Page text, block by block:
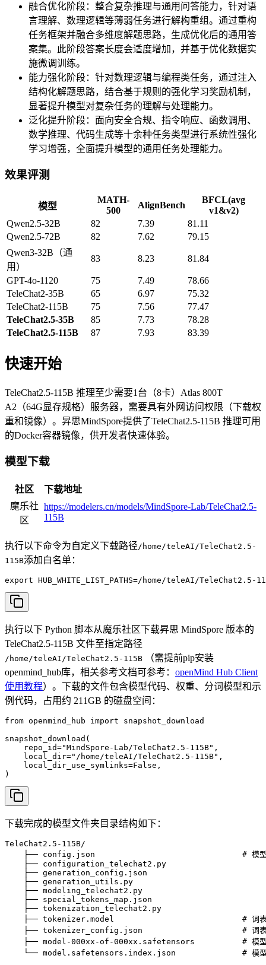
融合优化阶段：整合复杂推理与通用问答能力，针对语
言理解、数理逻辑等薄弱任务进行解构重组。通过重构
任务框架并融合多维度解题思路，生成优化后的通用答
案集。此阶段答案长度会适度增加，并基于优化数据实
施微调训练。
能力强化阶段：针对数理逻辑与编程类任务，通过注入
结构化解题思路，结合基于规则的强化学习奖励机制，
显著提升模型对复杂任务的理解与处理能力。
泛化提升阶段：面向安全合规、指令响应、函数调用、
数学推理、代码生成等十余种任务类型进行系统性强化
学习增强，全面提升模型的通用任务处理能力。
效果评测
模型
MATH-
500
AlignBench
BFCL(avg
v1&v2)
Qwen2.5-32B
82 7.39
81.11
Qwen2.5-72B
82 7.62
79.15
Qwen3-32B（通
用）
83 8.23 81.84
GPT-4o-1120 75 7.49
78.66
TeleChat2-35B
65 6.97
75.32
TeleChat2-115B
75 7.56
77.47
TeleChat2.5-35B
85 7.73
78.28
TeleChat2.5-115B
87 7.93 83.39
快速开始
TeleChat2.5-115B 推理至少需要1台（8卡）Atlas 800T
A2（64G显存规格）服务器，需要具有外网访问权限（下载权
重和镜像）。昇思MindSpore提供了TeleChat2.5-115B 推理可用
的Docker容器镜像，供开发者快速体验。
模型下载
社区
下载地址
魔乐社
区
https://modelers.cn/models/MindSpore-Lab/TeleChat2.5-
115B
执行以下命令为自定义下载路径/home/teleAI/TeleChat2.5-
115B添加白名单：
export HUB_WHITE_LIST_PATHS=/home/teleAI/TeleChat2.5-
执行以下 Python 脚本从魔乐社区下载昇思 MindSpore 版本的
TeleChat2.5-115B 文件至指定路径
/home/teleAI/TeleChat2.5-115B （需提前pip安装
openmind_hub库，相关参考文档可参考： openMind Hub Client
使用教程）。下载的文件包含模型代码、权重、分词模型和示
例代码，占用约 211GB 的磁盘空间：
from openmind_hub import snapshot_download
snapshot_download(
    repo_id="MindSpore-Lab/TeleChat2.5-115B",
    local_dir="/home/teleAI/TeleChat2.5-115B",
    local_dir_use_symlinks=False,
)
下载完成的模型文件夹目录结构如下：
TeleChat2.5-115B/
├── config.json                               # 模型
    ├── configuration_telechat2.py
    ├── generation_config.json
    ├── generation_utils.py
    ├── modeling_telechat2.py
    ├── special_tokens_map.json
    ├── tokenization_telechat2.py
├── tokenizer.model                           # 词
├── tokenizer_config.json                     # 词表
├── model-000xx-of-000xx.safetensors          # 模型
└── model.safetensors.index.json              # 模型